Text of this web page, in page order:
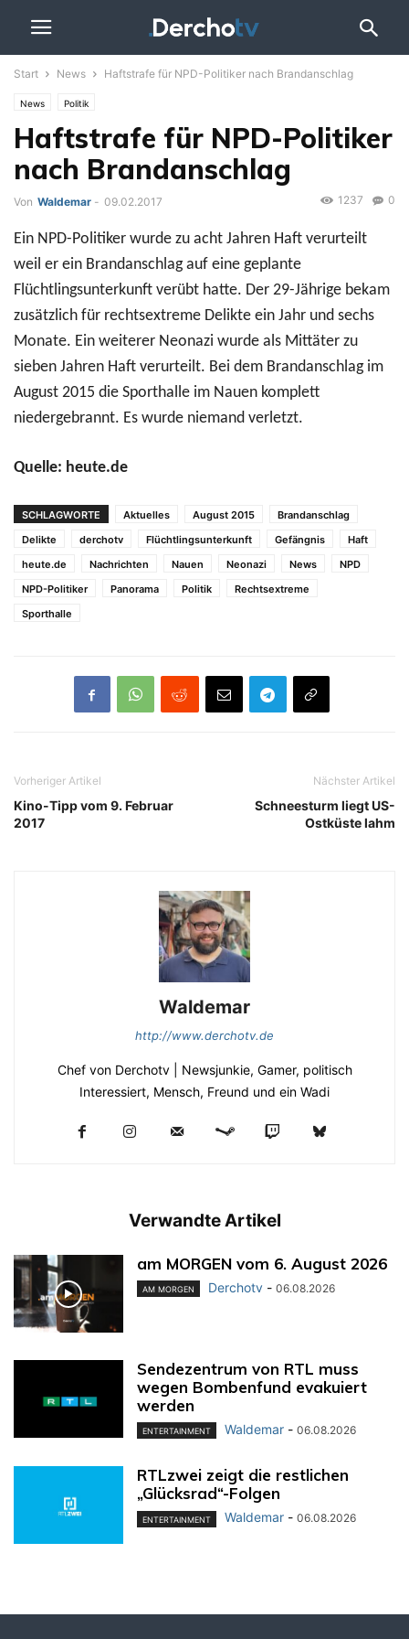
Start News Haftstrafe für NPD-Politiker nach Brandanschlag
News Politik
Haftstrafe für NPD-Politiker
nach Brandanschlag
Von Waldemar - 09.02.2017 0
1237
Ein NPD-Politiker wurde zu acht Jahren Haft verurteilt
weil er ein Brandanschlag auf eine geplante
Flüchtlingsunterkunft verübt hatte. Der 29-Jährige bekam
zusätzlich für rechtsextreme Delikte ein Jahr und sechs
Monate. Ein weiterer Neonazi wurde als Mittäter zu
sieben Jahren Haft verurteilt. Bei dem Brandanschlag im
August 2015 die Sporthalle im Nauen komplett
niedergebrannt. Es wurde niemand verletzt.
Quelle: heute.de
SCHLAGWORTE Aktuelles August 2015
Brandanschlag
Delikte
derchotv Flüchtlingsunterkunft Gefängnis
Haft
heute.de
Nachrichten Nauen Neonazi News
NPD
NPD-Politiker
Panorama Politik
Rechtsextreme
Sporthalle
Vorheriger Artikel
Kino-Tipp vom 9. Februar
2017
Nächster Artikel
Schneesturm liegt US-
Ostküste lahm
Waldemar
http://www.derchotv.de
Chef von Derchotv | Newsjunkie, Gamer, politisch
Interessiert, Mensch, Freund und ein Wadi
Verwandte Artikel
am MORGEN vom 6. August 2026
AM MORGEN Derchotv - 06.08.2026
Sendezentrum von RTL muss
wegen Bombenfund evakuiert
werden
ENTERTAINMENT Waldemar - 06.08.2026
RTLzwei zeigt die restlichen
„Glücksrad“-Folgen
ENTERTAINMENT Waldemar - 06.08.2026